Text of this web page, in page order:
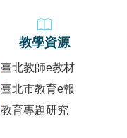
教學資源
臺北教師e教材
臺北市教育e報
教育專題研究